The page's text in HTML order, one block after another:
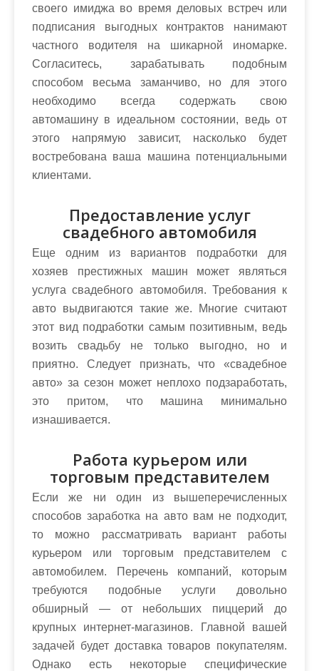
своего имиджа во время деловых встреч или
подписания выгодных контрактов нанимают
частного водителя на шикарной иномарке.
Согласитесь, зарабатывать подобным
способом весьма заманчиво, но для этого
необходимо всегда содержать свою
автомашину в идеальном состоянии, ведь от
этого напрямую зависит, насколько будет
востребована ваша машина потенциальными
клиентами.
Предоставление услуг
свадебного автомобиля
Еще одним из вариантов подработки для
хозяев престижных машин может являться
услуга свадебного автомобиля. Требования к
авто выдвигаются такие же. Многие считают
этот вид подработки самым позитивным, ведь
возить свадьбу не только выгодно, но и
приятно. Следует признать, что «свадебное
авто» за сезон может неплохо подзаработать,
это притом, что машина минимально
изнашивается.
Работа курьером или
торговым представителем
Если же ни один из вышеперечисленных
способов заработка на авто вам не подходит,
то можно рассматривать вариант работы
курьером или торговым представителем с
автомобилем. Перечень компаний, которым
требуются подобные услуги довольно
обширный — от небольших пиццерий до
крупных интернет-магазинов. Главной вашей
задачей будет доставка товаров покупателям.
Однако есть некоторые специфические